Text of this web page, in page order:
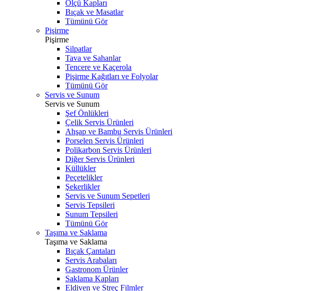
Ölçü Kapları
Bıçak ve Masatlar
Tümünü Gör
Pişirme
Pişirme
Silpatlar
Tava ve Sahanlar
Tencere ve Kaçerola
Pişirme Kağıtları ve Folyolar
Tümünü Gör
Servis ve Sunum
Servis ve Sunum
Şef Önlükleri
Çelik Servis Ürünleri
Ahşap ve Bambu Servis Ürünleri
Porselen Servis Ürünleri
Polikarbon Servis Ürünleri
Diğer Servis Ürünleri
Küllükler
Peçetelikler
Şekerlikler
Servis ve Sunum Sepetleri
Servis Tepsileri
Sunum Tepsileri
Tümünü Gör
Taşıma ve Saklama
Taşıma ve Saklama
Bıçak Çantaları
Servis Arabaları
Gastronom Ürünler
Saklama Kapları
Eldiven ve Streç Filmler